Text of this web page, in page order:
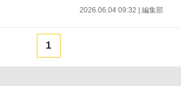
2026.06.04 09:32 編集部
1